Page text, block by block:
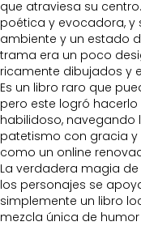
que atraviesa su
poética y evocadora,
ambiente y un estado
trama era un poco
ricamente dibujados y
Es un libro raro que
pero este logró
habilidoso, navegando
patetismo con gracia y
como un online
La verdadera magia
los personajes se
simplemente un libro
mezcla única de